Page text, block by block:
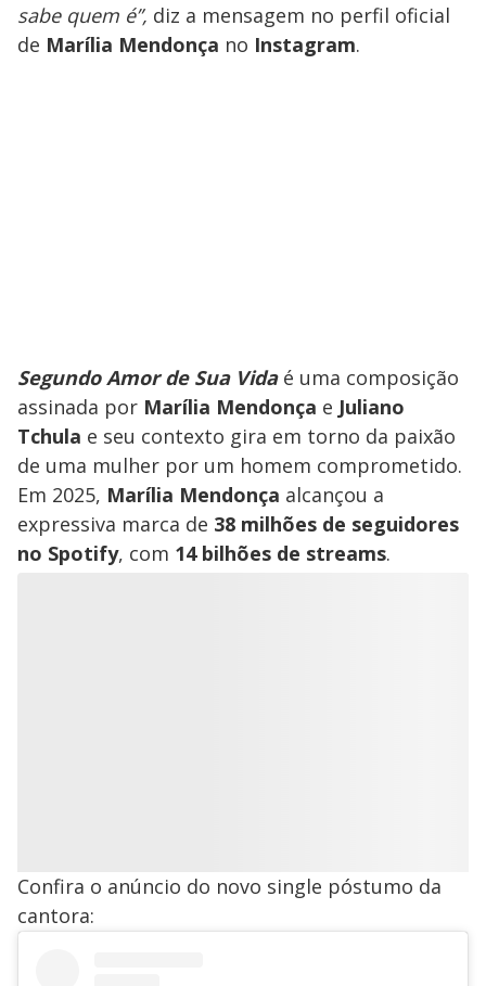
sabe quem é”, diz a mensagem no perfil oficial
de Marília Mendonça no Instagram.
Segundo Amor de Sua Vida é uma composição
assinada por Marília Mendonça e Juliano
Tchula e seu contexto gira em torno da paixão
de uma mulher por um homem comprometido.
Em 2025, Marília Mendonça alcançou a
expressiva marca de 38 milhões de seguidores
no Spotify, com 14 bilhões de streams.
Confira o anúncio do novo single póstumo da
cantora: